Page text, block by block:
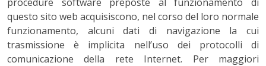
questo sito web acquisiscono, nel corso del loro normale
funzionamento, alcuni dati di navigazione la cui
trasmissione è implicita nell’uso dei protocolli di
comunicazione della rete Internet. Per maggiori